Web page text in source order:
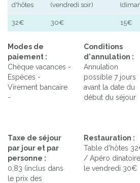
d'hôtes
(vendredi soir)
32€ 30€ 15€
Modes de
paiement :
Chèque vacances -
Espèces -
Virement bancaire
-
Conditions
d'annulation :
Annulation
possible 7 jours
avant la date du
début du séjour
Taxe de séjour
par jour et par
personne :
0,83 (inclus dans
le prix des
Restauration :
Table d'hôtes
/ Apéro dinatoire
le vendredi 30€